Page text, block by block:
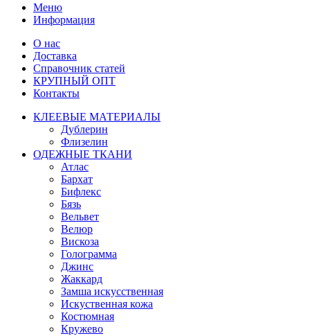
Меню
Информация
О нас
Доставка
Справочник статей
КРУПНЫЙ ОПТ
Контакты
КЛЕЕВЫЕ МАТЕРИАЛЫ
Дублерин
Флизелин
ОДЕЖНЫЕ ТКАНИ
Атлас
Бархат
Бифлекс
Бязь
Вельвет
Велюр
Вискоза
Голограмма
Джинс
Жаккард
Замша искусственная
Искуственная кожа
Костюмная
Кружево